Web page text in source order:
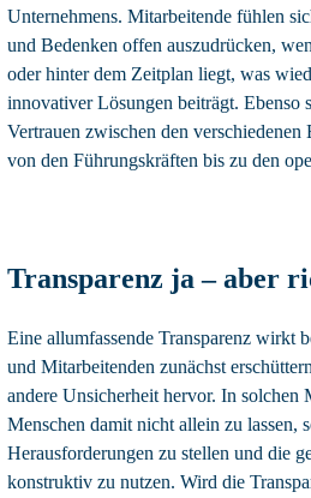
Unternehmens. Mitarbeitende fühlen
und Bedenken offen auszudrücken,
oder hinter dem Zeitplan liegt, was
innovativer Lösungen beiträgt. Ebenso
Vertrauen zwischen den verschiedenen
von den Führungskräften bis zu den
Transparenz ja – aber
Eine allumfassende Transparenz wirkt
und Mitarbeitenden zunächst
andere Unsicherheit hervor. In solchen
Menschen damit nicht allein zu lassen,
Herausforderungen zu stellen und die
konstruktiv zu nutzen. Wird die